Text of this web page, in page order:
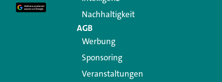
Kommentar
Nachhaltigkeit
AGB
Werbung
Sponsoring
Veranstaltungen